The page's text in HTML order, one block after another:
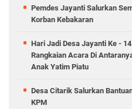
Pemdes Jayanti Salurkan
Korban Kebakaran
Hari Jadi Desa Jayanti Ke -
Rangkaian Acara Di
Anak Yatim Piatu
Desa Citarik Salurkan
KPM